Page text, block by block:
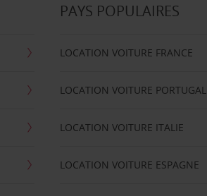
PAYS POPULAIRES
LOCATION VOITURE FRANCE
LOCATION VOITURE PORTUGAL
LOCATION VOITURE ITALIE
LOCATION VOITURE ESPAGNE